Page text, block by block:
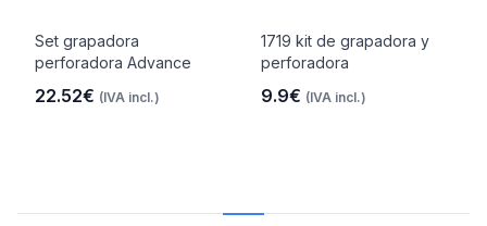
Set grapadora
perforadora Advance
22.52€ (IVA incl.)
1719 kit de grapadora y
perforadora
9.9€ (IVA incl.)